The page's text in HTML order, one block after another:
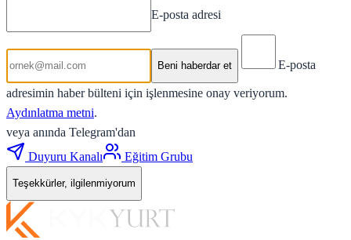
E-posta adresi
Beni haberdar et E-posta
adresimin haber bülteni için işlenmesine onay veriyorum.
Aydınlatma metni.
veya anında Telegram'dan
Duyuru Kanalı
Eğitim Grubu
Teşekkürler, ilgilenmiyorum